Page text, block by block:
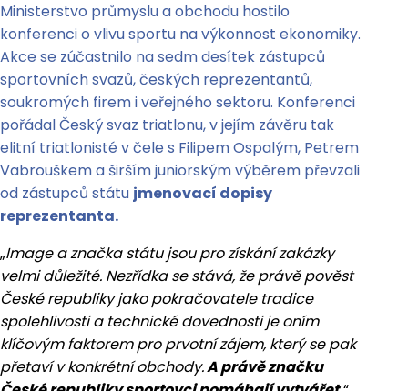
Ministerstvo průmyslu a obchodu hostilo
konferenci o vlivu sportu na výkonnost ekonomiky.
Akce se zúčastnilo na sedm desítek zástupců
sportovních svazů, českých reprezentantů,
soukromých firem i veřejného sektoru. Konferenci
pořádal Český svaz triatlonu, v jejím závěru tak
elitní triatlonisté v čele s Filipem Ospalým, Petrem
Vabrouškem a širším juniorským výběrem převzali
od zástupců státu jmenovací dopisy
reprezentanta.
„Image a značka státu jsou pro získání zakázky
velmi důležité. Nezřídka se stává, že právě pověst
České republiky jako pokračovatele tradice
spolehlivosti a technické dovednosti je oním
klíčovým faktorem pro prvotní zájem, který se pak
přetaví v konkrétní obchody.A právě značku